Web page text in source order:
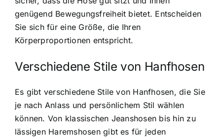
genügend Bewegungsfreiheit bietet. Entscheiden
Sie sich für eine Größe, die Ihren
Körperproportionen entspricht.
Verschiedene Stile von Hanfhosen
Es gibt verschiedene Stile von Hanfhosen, die Sie
je nach Anlass und persönlichem Stil wählen
können. Von klassischen Jeanshosen bis hin zu
lässigen Haremshosen gibt es für jeden